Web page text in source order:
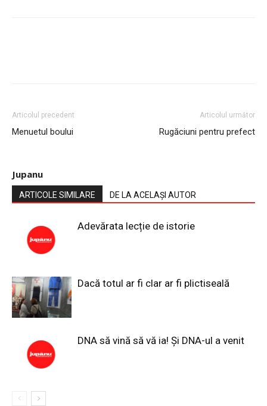
Articolul precedent
Menuetul boului
Articolul următor
Rugăciuni pentru prefect
Jupanu
ARTICOLE SIMILARE DE LA ACELAȘI AUTOR
Adevărata lecție de istorie
Dacă totul ar fi clar ar fi plictiseală
DNA să vină să vă ia! Și DNA-ul a venit